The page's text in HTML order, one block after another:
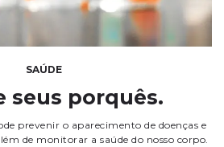
SAÚDE
seus porquês.
prevenir o aparecimento de doenças e
de monitorar a saúde do nosso corpo.